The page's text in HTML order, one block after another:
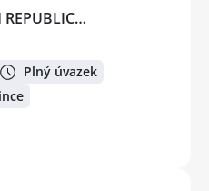
REPUBLIC…
Plný úvazek